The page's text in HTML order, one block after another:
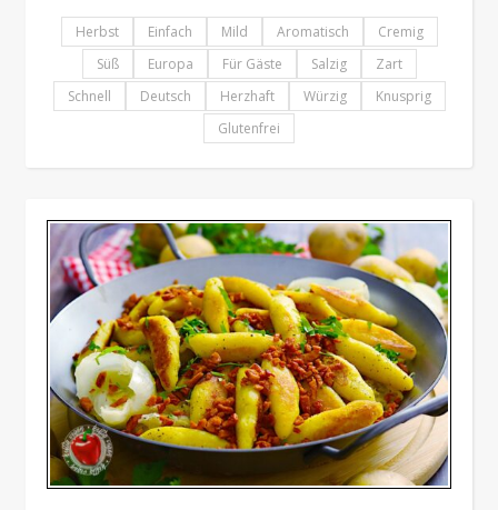
Herbst Einfach Mild Aromatisch
Cremig
Süß
Europa Für Gäste Salzig
Zart
Schnell
Deutsch Herzhaft Würzig
Knusprig
Glutenfrei